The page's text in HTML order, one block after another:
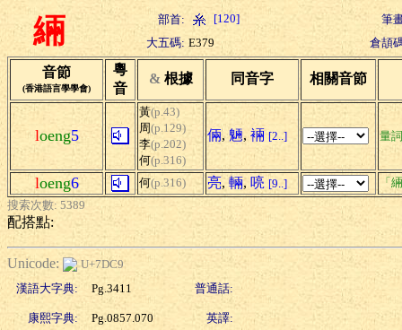
緉 部首: [120]
筆
大五碼: E379 倉頡
音節
(香港語言學學會)
粵
音
& 根據 同音字 相關音節
loeng5
黃(p.43)
周(p.129)
李(p.202)
何(p.316)
倆, 魎, 裲 [2..] 量
loeng6 何(p.316) 亮, 輛, 喨 [9..]
「
搜索次數: 5389
配搭點:
Unicode:
U+7DC9
漢語大字典:
Pg.3411 普通話:
康熙字典: Pg.0857.070 英譯: